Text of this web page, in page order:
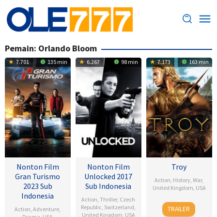
Loncat
ke
konten
Pemain: Orlando Bloom
7.701 135 min
Nonton Film
Gran Turismo
2023 Sub
Indonesia
Action ,Adventure
6.267 98 min
Nonton Film
Unlocked 2017
Sub Indonesia
Action ,Thriller, Czech
Republic Switzerland
United Kingdom USA
7.173 163 min
Troy
Action History ,War,
United Kingdom USA
13
May
Wolfgang
Petersen
TRAILER